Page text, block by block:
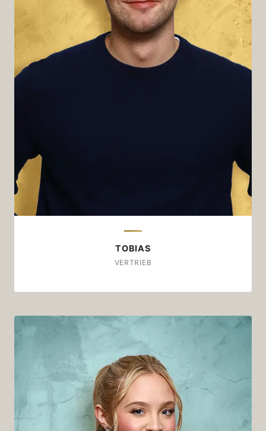
TOBIAS
VERTRIEB
My favourite shot:
Letty Bermudez
Am liebsten als: